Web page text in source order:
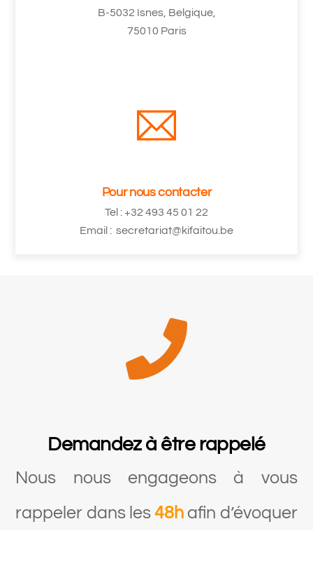
B-5032 Isnes, Belgique,
75010 Paris
Pour nous contacter
Tel : +32 493 45 01 22
Email : secretariat@kifaitou.be
Demandez à être rappelé
Nous nous engageons à vous
rappeler dans les48h afin d’évoquer